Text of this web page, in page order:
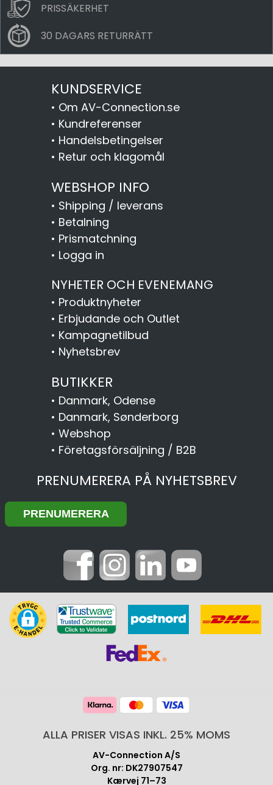
PRISSÄKERHET
30 DAGARS RETURRÄTT
KUNDSERVICE
• Om AV-Connection.se
• Kundreferenser
• Handelsbetingelser
• Retur och klagomål
WEBSHOP INFO
• Shipping / leverans
• Betalning
• Prismatchning
• Logga in
NYHETER OCH EVENEMANG
• Produktnyheter
• Erbjudande och Outlet
• Kampagnetilbud
• Nyhetsbrev
BUTIKKER
• Danmark, Odense
• Danmark, Sønderborg
• Webshop
• Företagsförsäljning / B2B
PRENUMERERA PÅ NYHETSBREV
ALLA PRISER VISAS INKL. 25% MOMS
AV-Connection A/S
Org. nr: DK27907547
Kærvej 71–73